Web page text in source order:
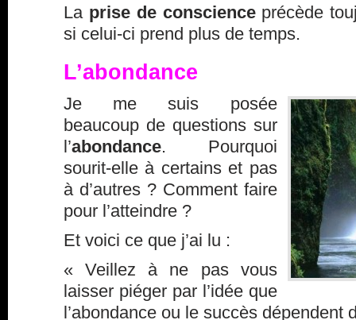
La prise de conscienceprécède
si celui-ci prend plus de temps.
L’abondance
Je me suis posée
beaucoup de questions sur
l’abondance. Pourquoi
sourit-elle à certains et pas
à d’autres ? Comment faire
pour l’atteindre ?
Et voici ce que j’ai lu :
« Veillez à ne pas vous
laisser piéger par l’idée que
l’abondance ou le succès dépendent